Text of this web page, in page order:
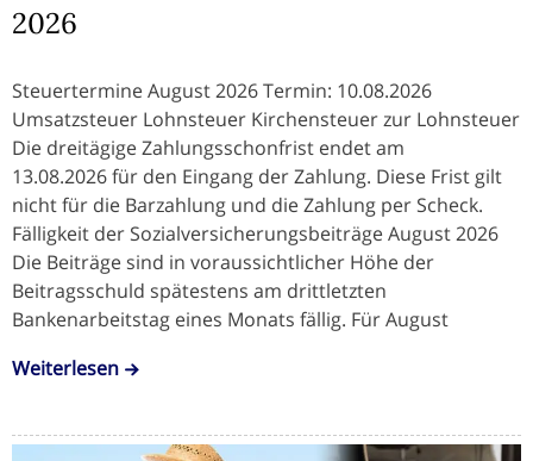
2026
Steuertermine August 2026 Termin: 10.08.2026
Umsatzsteuer Lohnsteuer Kirchensteuer zur Lohnsteuer
Die dreitägige Zahlungsschonfrist endet am
13.08.2026 für den Eingang der Zahlung. Diese Frist gilt
nicht für die Barzahlung und die Zahlung per Scheck.
Fälligkeit der Sozialversicherungsbeiträge August 2026
Die Beiträge sind in voraussichtlicher Höhe der
Beitragsschuld spätestens am drittletzten
Bankenarbeitstag eines Monats fällig. Für August
Weiterlesen